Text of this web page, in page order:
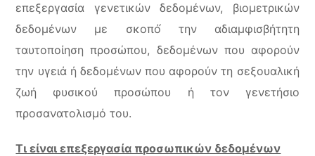
επεξεργασία γενετικών δεδομένων, βιομετρικών
δεδομένων με σκοπό́ την αδιαμφισβήτητη
ταυτοποίηση προσώπου, δεδομένων που αφορούν
την υγειά ή δεδομένων που αφορούν τη σεξουαλική
ζωή φυσικού προσώπου ή τον γενετήσιο
προσανατολισμό του.
Τι είναι επεξεργασία προσωπικών δεδομένων